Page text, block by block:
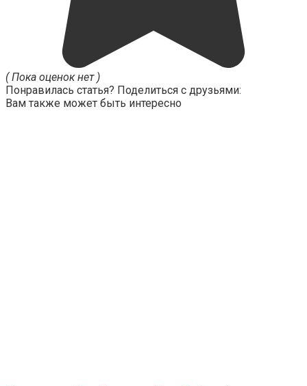
( Пока оценок нет )
Понравилась статья? Поделиться с друзьями:
Вам также может быть интересно